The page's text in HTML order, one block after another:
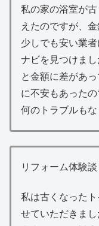
私の家の浴室が
えたのですが、
少しでも安い業
ナビを見つけま
と金額に差があ
に不安もあった
何のトラブルもな
リフォーム体験談
私は古くなった
せていただきま